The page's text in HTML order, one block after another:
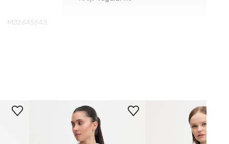
M32645643